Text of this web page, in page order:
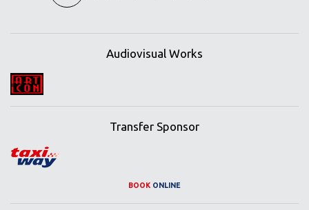
Audiovisual Works
Transfer Sponsor
BOOK ONLINE